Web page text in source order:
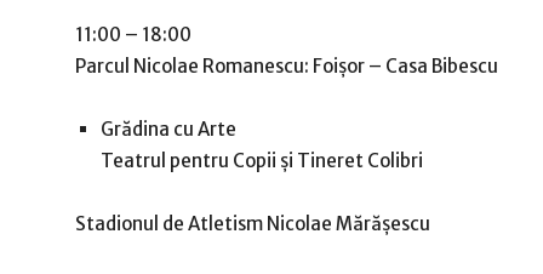
11:00 – 18:00
Parcul Nicolae Romanescu: Foișor – Casa Bibescu
Grădina cu Arte
Teatrul pentru Copii și Tineret Colibri
Stadionul de Atletism Nicolae Mărășescu